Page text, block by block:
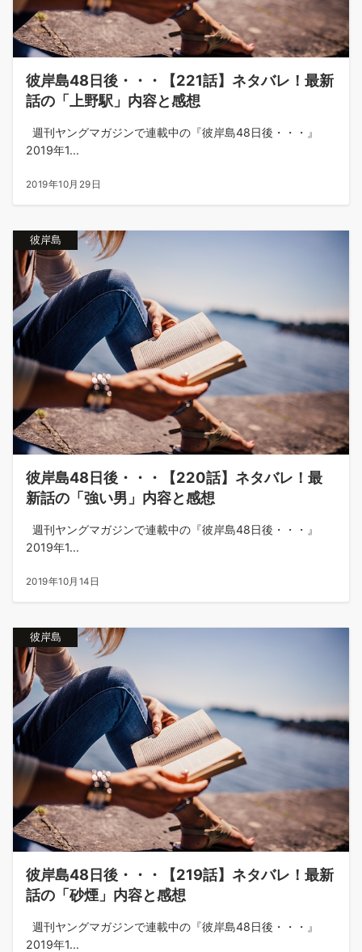
彼岸島48日後・・・【221話】ネタバレ！最新
話の「上野駅」内容と感想
週刊ヤングマガジンで連載中の『彼岸島48日後・・・』
2019年1...
2019年10月29日
彼岸島
彼岸島48日後・・・【220話】ネタバレ！最
新話の「強い男」内容と感想
週刊ヤングマガジンで連載中の『彼岸島48日後・・・』
2019年1...
2019年10月14日
彼岸島
彼岸島48日後・・・【219話】ネタバレ！最新
話の「砂煙」内容と感想
週刊ヤングマガジンで連載中の『彼岸島48日後・・・』
2019年1...